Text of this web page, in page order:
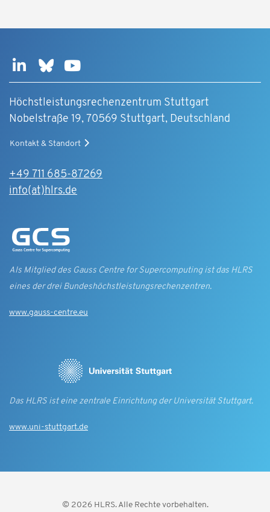
Höchstleistungsrechenzentrum Stuttgart
Nobelstraße 19, 70569 Stuttgart, Deutschland
Kontakt & Standort
+49 711 685-87269
info(at)hlrs.de
Als Mitglied des Gauss Centre for Supercomputing ist das HLRS
eines der drei Bundes­höchst­leistungs­rechen­zentren.
www.gauss-centre.eu
Das HLRS ist eine zentrale Einrichtung der Universität Stuttgart.
www.uni-stuttgart.de
© 2026 HLRS. Alle Rechte vorbehalten.